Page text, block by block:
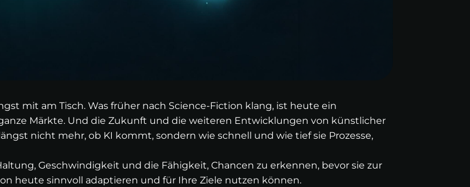
mit am Tisch. Was früher nach Science-Fiction klang, ist heute ein
Märkte. Und die Zukunft und die weiteren Entwicklungen von künstlicher
nicht mehr, ob KI kommt, sondern wie schnell und wie tief sie Prozesse,
Geschwindigkeit und die Fähigkeit, Chancen zu erkennen, bevor sie zur
heute sinnvoll adaptieren und für Ihre Ziele nutzen können.